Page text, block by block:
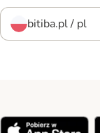
bitiba.pl / pl